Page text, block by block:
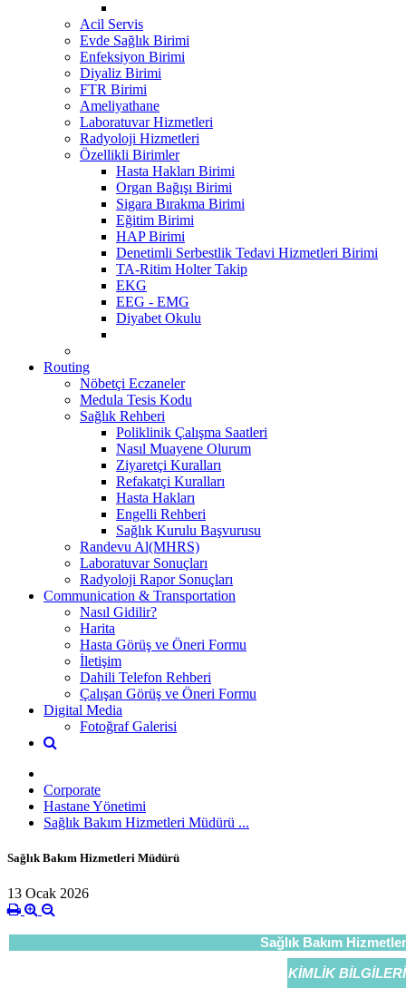
Acil Servis
Evde Sağlık Birimi
Enfeksiyon Birimi
Diyaliz Birimi
FTR Birimi
Ameliyathane
Laboratuvar Hizmetleri
Radyoloji Hizmetleri
Özellikli Birimler
Hasta Hakları Birimi
Organ Bağışı Birimi
Sigara Bırakma Birimi
Eğitim Birimi
HAP Birimi
Denetimli Serbestlik Tedavi Hizmetleri Birimi
TA-Ritim Holter Takip
EKG
EEG - EMG
Diyabet Okulu
Routing
Nöbetçi Eczaneler
Medula Tesis Kodu
Sağlık Rehberi
Poliklinik Çalışma Saatleri
Nasıl Muayene Olurum
Ziyaretçi Kuralları
Refakatçi Kuralları
Hasta Hakları
Engelli Rehberi
Sağlık Kurulu Başvurusu
Randevu Al(MHRS)
Laboratuvar Sonuçları
Radyoloji Rapor Sonuçları
Communication & Transportation
Nasıl Gidilir?
Harita
Hasta Görüş ve Öneri Formu
İletişim
Dahili Telefon Rehberi
Çalışan Görüş ve Öneri Formu
Digital Media
Fotoğraf Galerisi
Corporate
Hastane Yönetimi
Sağlık Bakım Hizmetleri Müdürü ...
Sağlık Bakım Hizmetleri Müdürü
13 Ocak 2026
Sağlık Bakım
KİMLİK BİLGİLERİ